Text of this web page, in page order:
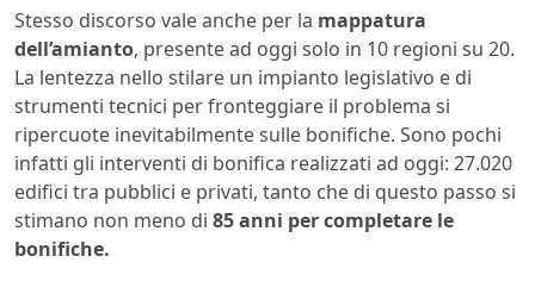
Stesso discorso vale anche per la mappatura
dell’amianto, presente ad oggi solo in 10 regioni su 20.
La lentezza nello stilare un impianto legislativo e di
strumenti tecnici per fronteggiare il problema si
ripercuote inevitabilmente sulle bonifiche. Sono pochi
infatti gli interventi di bonifica realizzati ad oggi: 27.020
edifici tra pubblici e privati, tanto che di questo passo si
stimano non meno di 85 anni per completare le
bonifiche.